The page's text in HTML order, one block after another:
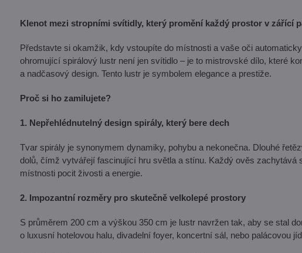
Klenot mezi stropními svítidly, který promění každý prostor v zářící
Představte si okamžik, kdy vstoupíte do místnosti a vaše oči
ohromující spirálový lustr není jen svítidlo – je to mistrovské dílo, které
a nadčasový design. Tento lustr je symbolem elegance a prestiže.
Proč si ho zamilujete?
1. Nepřehlédnutelný design spirály, který bere dech
Tvar spirály je synonymem dynamiky, pohybu a nekonečna. Dlouhé
dolů, čímž vytvářejí fascinující hru světla a stínu. Každý ověs
místnosti pocit živosti a energie.
2. Impozantní rozměry pro skutečně velkolepé prostory
S průměrem 200 cm a výškou 350 cm je lustr navržen tak, aby se stal
o luxusní hotelovou halu, divadelní foyer, koncertní sál, nebo palácovou